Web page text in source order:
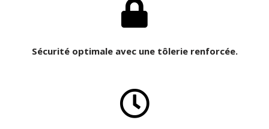
Sécurité optimale avec une tôlerie renforcée.